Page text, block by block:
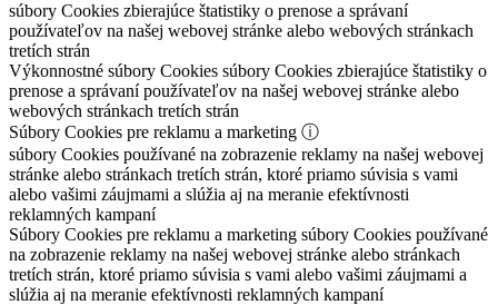
súbory Cookies zbierajúce štatistiky o prenose a správaní
používateľov na našej webovej stránke alebo webových stránkach
tretích strán
Výkonnostné súbory Cookies súbory Cookies zbierajúce štatistiky o
prenose a správaní používateľov na našej webovej stránke alebo
webových stránkach tretích strán
Súbory Cookies pre reklamu a marketing ⓘ
súbory Cookies používané na zobrazenie reklamy na našej webovej
stránke alebo stránkach tretích strán, ktoré priamo súvisia s vami
alebo vašimi záujmami a slúžia aj na meranie efektívnosti
reklamných kampaní
Súbory Cookies pre reklamu a marketing súbory Cookies používané
na zobrazenie reklamy na našej webovej stránke alebo stránkach
tretích strán, ktoré priamo súvisia s vami alebo vašimi záujmami a
slúžia aj na meranie efektívnosti reklamných kampaní